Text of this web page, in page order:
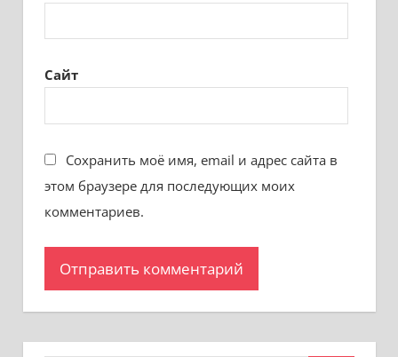
Сайт
Сохранить моё имя, email и адрес сайта в
этом браузере для последующих моих
комментариев.